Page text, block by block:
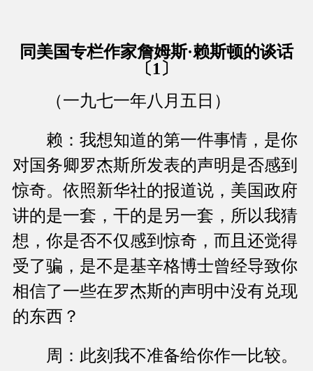
同美国专栏作家詹姆斯·赖斯顿的谈话
〔1〕
（一九七一年八月五日）
赖：我想知道的第一件事情，是你
对国务卿罗杰斯所发表的声明是否感到
惊奇。依照新华社的报道说，美国政府
讲的是一套，干的是另一套，所以我猜
想，你是否不仅感到惊奇，而且还觉得
受了骗，是不是基辛格博士曾经导致你
相信了一些在罗杰斯的声明中没有兑现
的东西？
周：此刻我不准备给你作一比较。